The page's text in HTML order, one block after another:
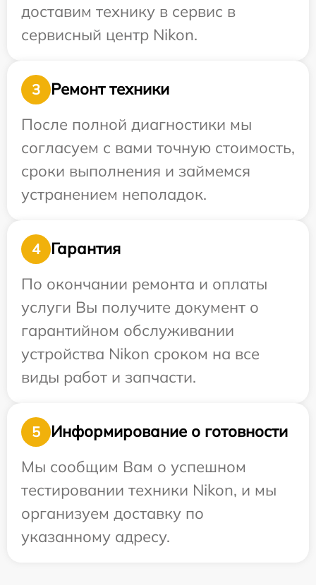
доставим технику в сервис в
сервисный центр Nikon.
3
Ремонт техники
После полной диагностики мы
согласуем с вами точную стоимость,
сроки выполнения и займемся
устранением неполадок.
4
Гарантия
По окончании ремонта и оплаты
услуги Вы получите документ о
гарантийном обслуживании
устройства Nikon сроком на все
виды работ и запчасти.
5
Информирование о готовности
Мы сообщим Вам о успешном
тестировании техники Nikon, и мы
организуем доставку по
указанному адресу.